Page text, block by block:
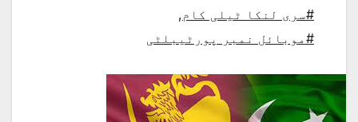
#سری لنکا ٹیلی کام,
#موبائل نمبر پورٹیبلٹی